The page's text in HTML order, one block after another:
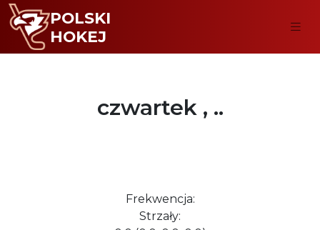
POLSKI
HOKEJ
czwartek , ..
Frekwencja:
Strzały: